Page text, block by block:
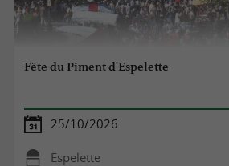
Fête du Piment d'Espelette
25/10/2026
Espelette